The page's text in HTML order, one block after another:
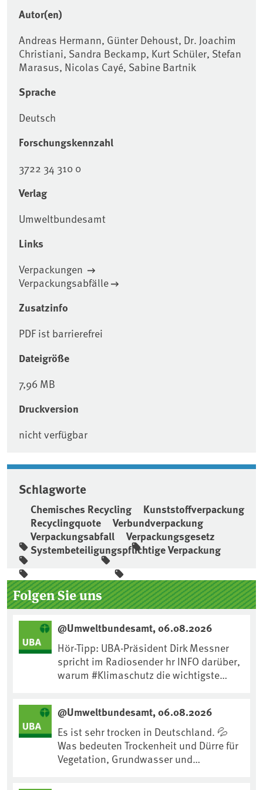
Autor(en)
Andreas Hermann, Günter Dehoust, Dr. Joachim
Christiani, Sandra Beckamp, Kurt Schüler, Stefan
Marasus, Nicolas Cayé, Sabine Bartnik
Sprache
Deutsch
Forschungskennzahl
3722 34 310 0
Verlag
Umweltbundesamt
Links
Verpackungen
Verpackungsabfälle
Zusatzinfo
PDF ist barrierefrei
Dateigröße
7,96 MB
Druckversion
nicht verfügbar
Schlagworte
Chemisches Recycling
Kunststoffverpackung
Recyclingquote
Verbundverpackung
Verpackungsabfall
Verpackungsgesetz
Systembeteiligungspflichtige Verpackung
Seitenleiste
Folgen Sie uns
@Umweltbundesamt, 06.08.2026
Hör-Tipp: UBA-Präsident Dirk Messner
spricht im Radiosender hr INFO darüber,
warum #Klimaschutz die wichtigste
https://www.ardsounds.de/episode/urn
:ard:episode:0e7cf1c4b819c26d/
@Umweltbundesamt, 06.08.2026
Es ist sehr trocken in Deutschland. 💦
Was bedeuten Trockenheit und Dürre für
Vegetation, Grundwasser und